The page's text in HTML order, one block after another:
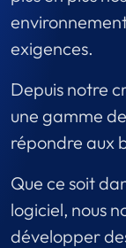
exigences.
Depuis notre
une gamme
répondre aux
Que ce soit
logiciel, nous
développer